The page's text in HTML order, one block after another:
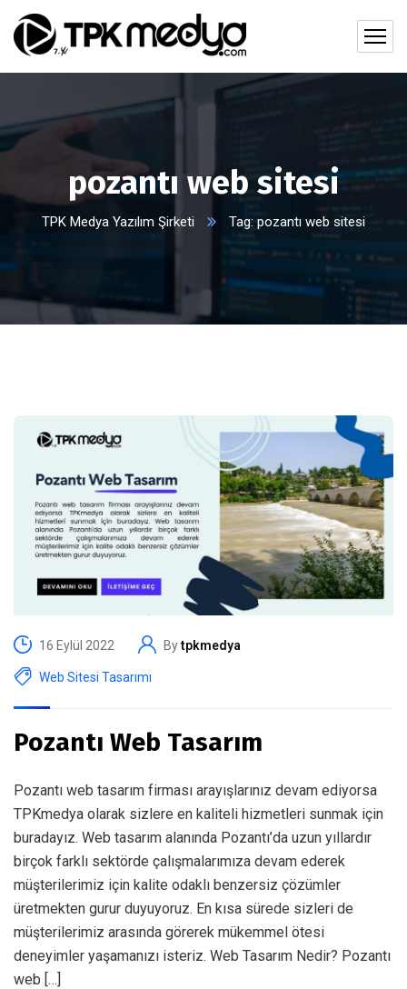
pozantı web sitesi
TPK Medya Yazılım Şirketi Tag: pozantı web sitesi
16 Eylül 2022 Bytpkmedya
Web Sitesi Tasarımı
Pozantı Web Tasarım
Pozantı web tasarım firması arayışlarınız devam ediyorsa
TPKmedya olarak sizlere en kaliteli hizmetleri sunmak için
buradayız. Web tasarım alanında Pozantı’da uzun yıllardır
birçok farklı sektörde çalışmalarımıza devam ederek
müşterilerimiz için kalite odaklı benzersiz çözümler
üretmekten gurur duyuyoruz. En kısa sürede sizleri de
müşterilerimiz arasında görerek mükemmel ötesi
deneyimler yaşamanızı isteriz. Web Tasarım Nedir? Pozantı
web […]